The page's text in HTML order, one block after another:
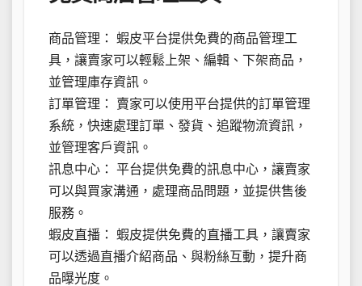
商品管理： 蝦皮平台提供免費的商品管理工
具，讓賣家可以輕鬆上架、編輯、下架商品，
並管理庫存資訊。
訂單管理： 賣家可以使用平台提供的訂單管理
系統，快速處理訂單、發貨、追蹤物流資訊，
並管理客戶資訊。
訊息中心： 平台提供免費的訊息中心，讓賣家
可以與買家溝通，處理商品問題，並提供售後
服務。
蝦皮直播： 蝦皮提供免費的直播工具，讓賣家
可以透過直播介紹商品、與粉絲互動，提升商
品曝光度。